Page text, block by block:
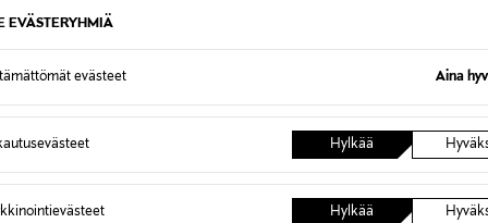
EVÄSTERYHMIÄ
evästeet Aina
Hylkää
Hylkää
POLO RALPH LAUREN
Set